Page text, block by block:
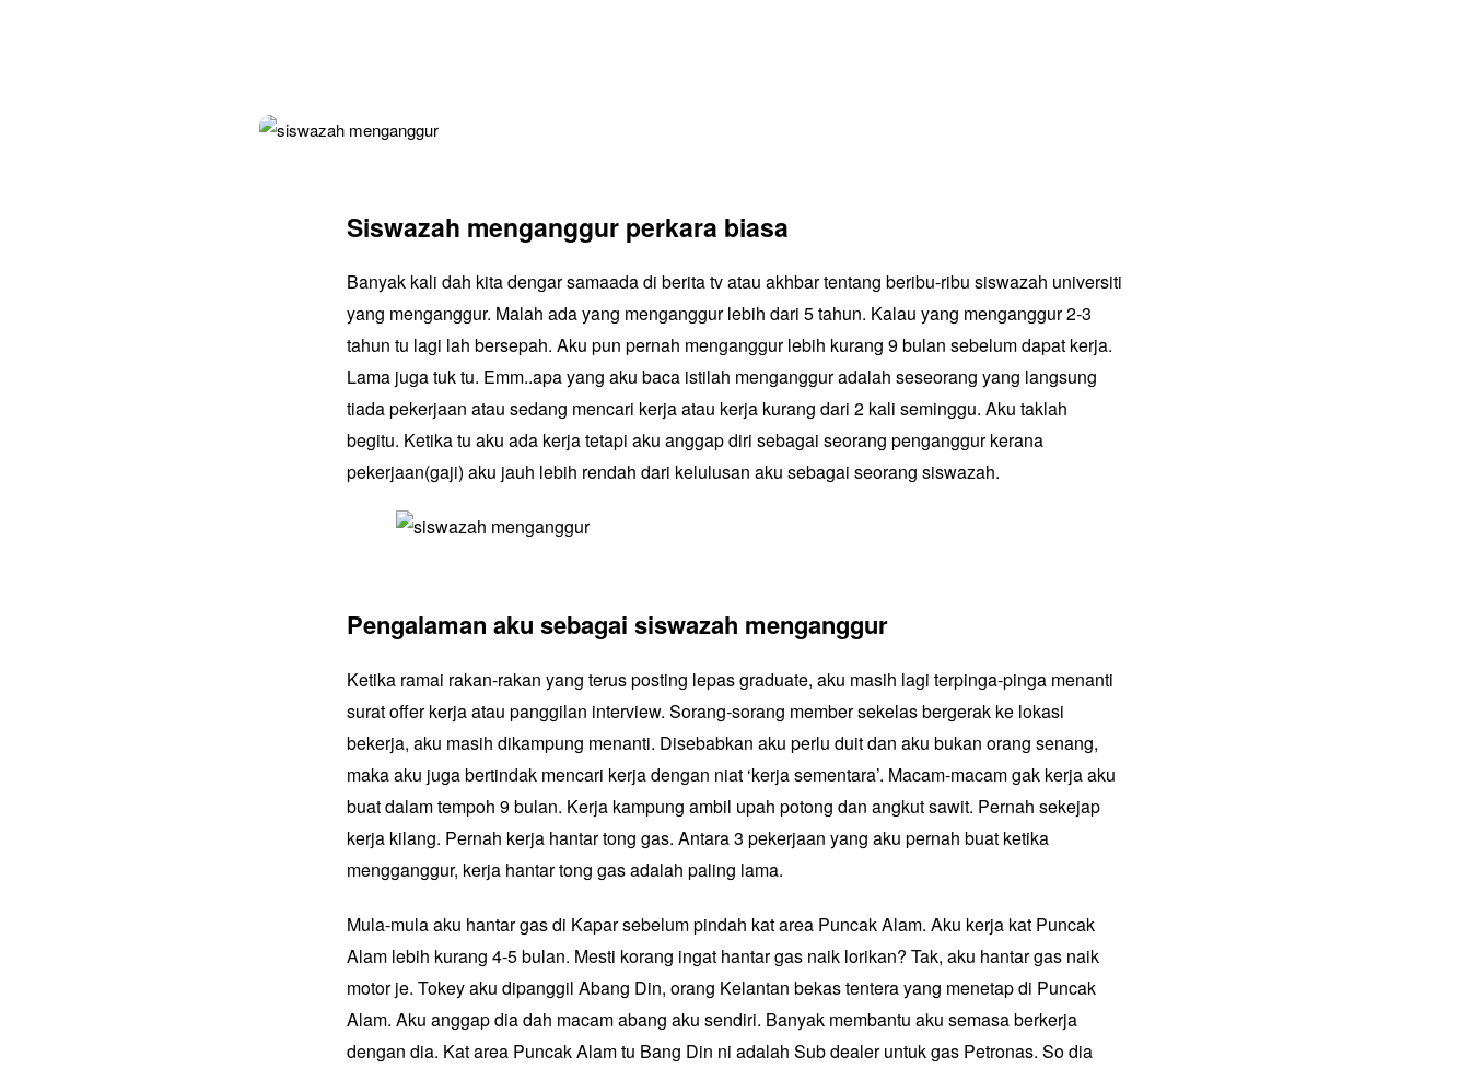
Siswazah menganggur perkara biasa
Banyak kali dah kita dengar samaada di berita tv atau akhbar tentang beribu-ribu siswazah universiti
yang menganggur. Malah ada yang menganggur lebih dari 5 tahun. Kalau yang menganggur 2-3
tahun tu lagi lah bersepah. Aku pun pernah menganggur lebih kurang 9 bulan sebelum dapat kerja.
Lama juga tuk tu. Emm..apa yang aku baca istilah mengangguradalah seseorang yang langsung
tiada pekerjaan atau sedang mencari kerja atau kerja kurang dari 2 kali seminggu. Aku taklah
begitu. Ketika tu aku ada kerja tetapi aku anggap diri sebagai seorang penganggur kerana
pekerjaan(gaji) aku jauh lebih rendah dari kelulusan aku sebagai seorang siswazah.
Pengalaman aku sebagai siswazah menganggur
Ketika ramai rakan-rakan yang terus posting lepas graduate, aku masih lagi terpinga-pinga menanti
surat offer kerja atau panggilan interview. Sorang-sorang member sekelas bergerak ke lokasi
bekerja, aku masih dikampung menanti. Disebabkan aku perlu duit dan aku bukan orang senang,
maka aku juga bertindak mencari kerja dengan niat ‘kerja sementara’. Macam-macam gak kerja aku
buat dalam tempoh 9 bulan. Kerja kampung ambil upah potong dan angkut sawit. Pernah sekejap
kerja kilang. Pernah kerja hantar tong gas. Antara 3 pekerjaan yang aku pernah buat ketika
mengganggur, kerja hantar tong gas adalah paling lama.
Mula-mula aku hantar gas di Kapar sebelum pindah kat area Puncak Alam. Aku kerja kat Puncak
Alam lebih kurang 4-5 bulan. Mesti korang ingat hantar gas naik lorikan? Tak, aku hantar gas naik
motor je. Tokey aku dipanggil Abang Din, orang Kelantan bekas tentera yang menetap di Puncak
Alam. Aku anggap dia dah macam abang aku sendiri. Banyak membantu aku semasa berkerja
dengan dia. Kat area Puncak Alam tu Bang Din ni adalah Sub dealer untuk gas Petronas. So dia